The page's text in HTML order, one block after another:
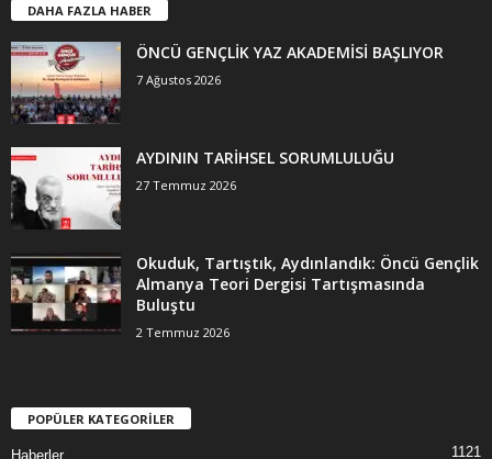
DAHA FAZLA HABER
ÖNCÜ GENÇLİK YAZ AKADEMİSİ BAŞLIYOR
7 Ağustos 2026
AYDININ TARİHSEL SORUMLULUĞU
27 Temmuz 2026
Okuduk, Tartıştık, Aydınlandık: Öncü Gençlik
Almanya Teori Dergisi Tartışmasında
Buluştu
2 Temmuz 2026
POPÜLER KATEGORİLER
Haberler 1121